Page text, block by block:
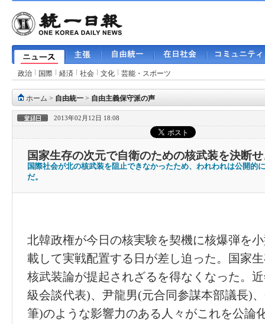
政治 国際 経済 社会 文化 芸能・スポーツ
ホーム > 自由統一 > 自由主義保守派の声
2013年02月12日 18:08
国家生存の次元で自衛のための核武装を決断
国際社会が北の核武装を阻止できなかったため、われわれは公開的
だ。
北韓政権が今日の核実験を契機に核爆弾を
載して実戦配置する日が差し迫った。国家
核武装論が提起されざるを得なくなった。
級会談代表)、尹龍男(元合同参謀本部議長)
筆)のような影響力のある人々がこれを公論